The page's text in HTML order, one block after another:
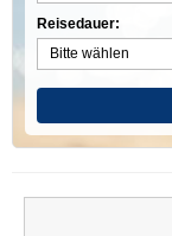
Reisedauer: